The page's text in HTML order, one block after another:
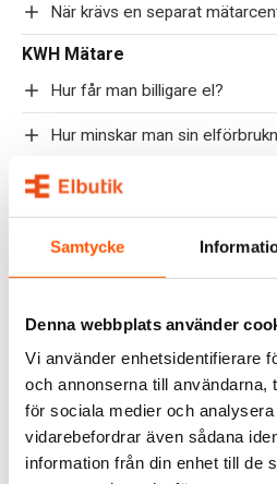
Samtycke
Denna webbplats använder
Vi använder enhetsidentifierare
och annonserna till användarna,
för sociala medier och
vidarebefordrar även sådana
information från din enhet till de
När krävs en separat
KWH Mätare
Hur får man billigare el?
Hur minskar man sin
Hur mäter en elmätare?
Vad är en kWh-mätare och
Hur vet jag om jag behöver
Kan man använda kWh-
Vad är skillnaden mellan
kWh-mätare?